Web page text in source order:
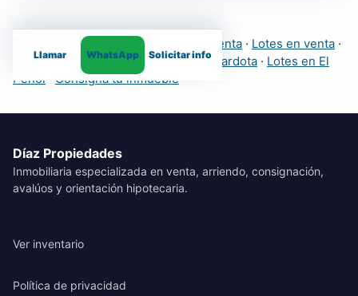
Llamar WhatsApp Solicitar info
Explora más inmuebles: Fincas en venta · Lotes en venta ·
Casas·Apartamentos· Fincas en Girardota · Lotes en El
Peñol
Consigna tu inmueble
Díaz Propiedades
Inmobiliaria especializada en venta, arriendo, consignación,
avalúos y orientación hipotecaria.
Ver inventario
Política de privacidad